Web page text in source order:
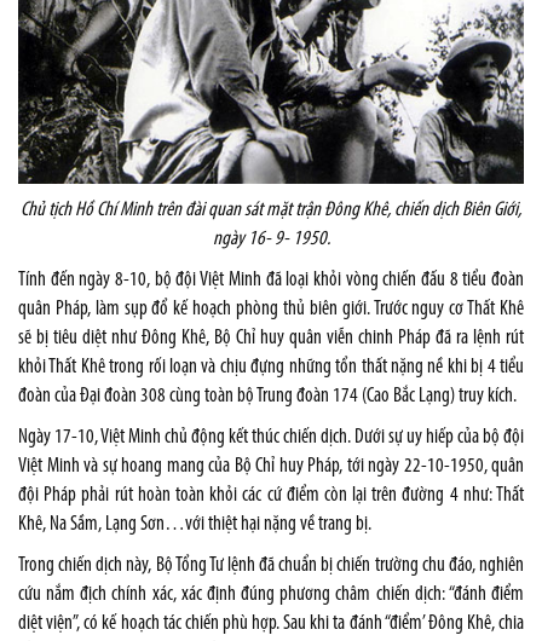
Chủ tịch Hồ Chí Minh trên đài quan sát mặt trận Đông Khê, chiến dịch Biên Giới,
ngày 16- 9- 1950.
Tính đến ngày 8-10, bộ đội Việt Minh đã loại khỏi vòng chiến đấu 8 tiểu đoàn
quân Pháp, làm sụp đổ kế hoạch phòng thủ biên giới. Trước nguy cơ Thất Khê
sẽ bị tiêu diệt như Đông Khê, Bộ Chỉ huy quân viễn chinh Pháp đã ra lệnh rút
khỏi Thất Khê trong rối loạn và chịu đựng những tổn thất nặng nề khi bị 4 tiểu
đoàn của Đại đoàn 308 cùng toàn bộ Trung đoàn 174 (Cao Bắc Lạng) truy kích.
Ngày 17-10, Việt Minh chủ động kết thúc chiến dịch. Dưới sự uy hiếp của bộ đội
Việt Minh và sự hoang mang của Bộ Chỉ huy Pháp, tới ngày 22-10-1950, quân
đội Pháp phải rút hoàn toàn khỏi các cứ điểm còn lại trên đường 4 như: Thất
Khê, Na Sầm, Lạng Sơn…với thiệt hại nặng về trang bị.
Trong chiến dịch này, Bộ Tổng Tư lệnh đã chuẩn bị chiến trường chu đáo, nghiên
cứu nắm địch chính xác, xác định đúng phương châm chiến dịch: “đánh điểm
diệt viện”, có kế hoạch tác chiến phù hợp. Sau khi ta đánh “điểm’ Đông Khê, chia